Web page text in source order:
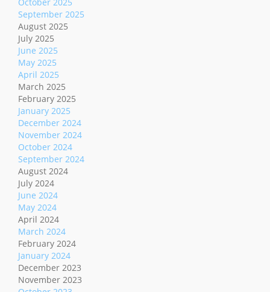
September 2025
August 2025
July 2025
June 2025
May 2025
April 2025
March 2025
February 2025
January 2025
December 2024
November 2024
October 2024
September 2024
August 2024
July 2024
June 2024
May 2024
April 2024
March 2024
February 2024
January 2024
December 2023
November 2023